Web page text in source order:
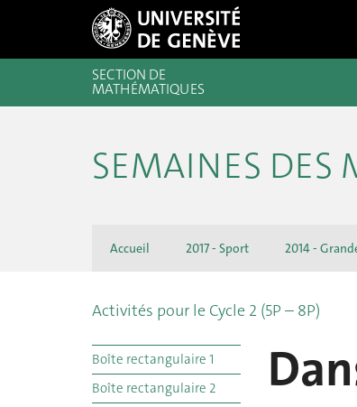
SECTION DE
MATHÉMATIQUES
SEMAINES DES
Accueil 2017 - Sport 2014 -
Activités pour le Cycle 2 (5P – 8P)
Boîte rectangulaire 1
Boîte rectangulaire 2